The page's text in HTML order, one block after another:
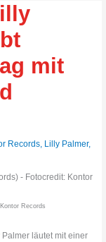
mit
Records Lilly Palmer,
Records
läutet mit einer